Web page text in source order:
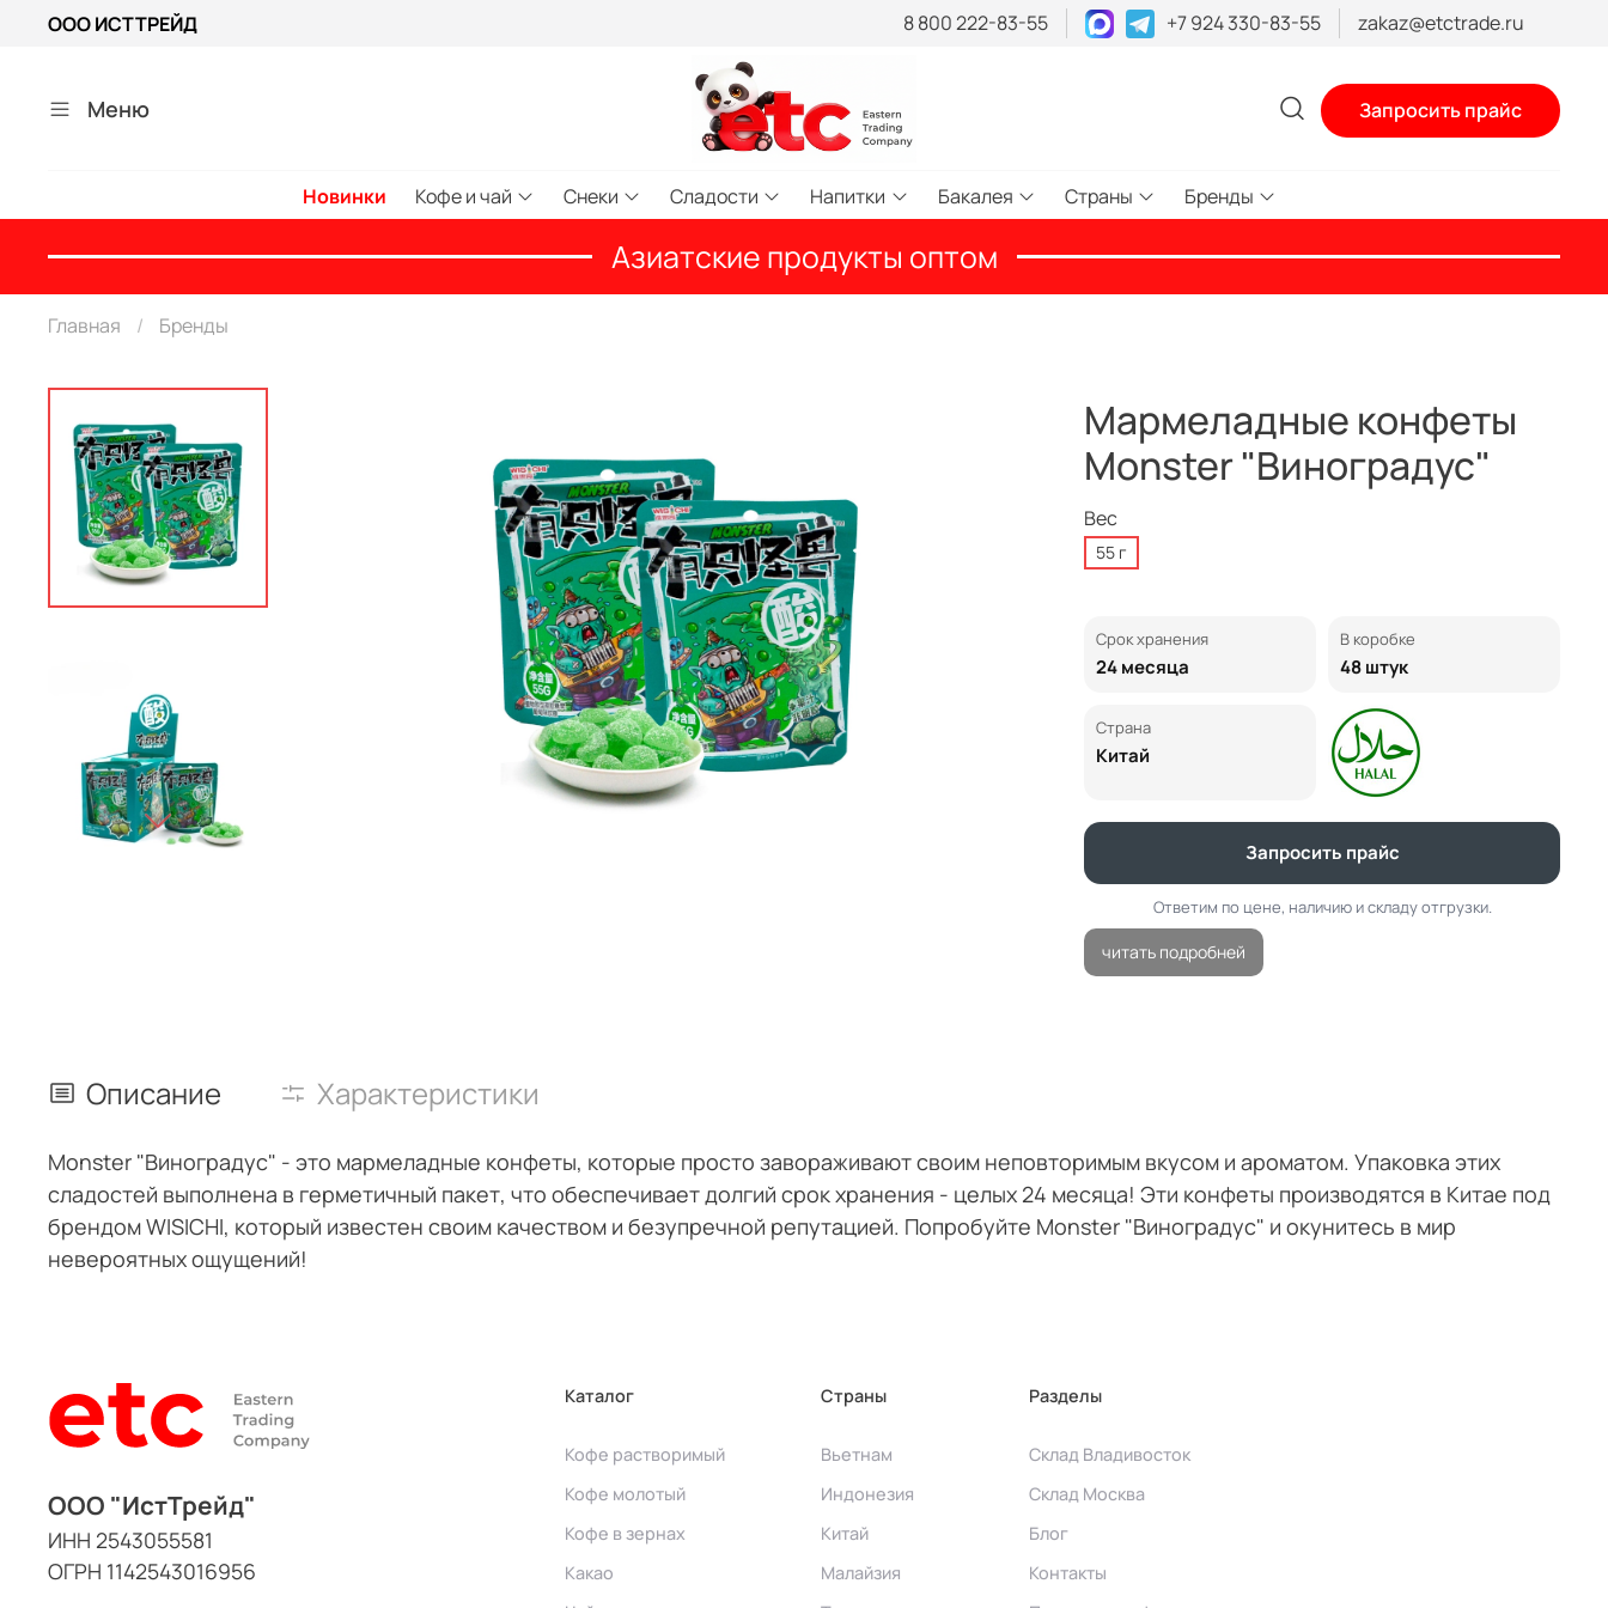
ООО ИСТТРЕЙД 8 800 222-83-55 +7 924 330-83-55 zakaz@etctrade.ru
Меню Запросить прайс
Новинки Кофе и чай Снеки Сладости Напитки Бакалея Страны Бренды
Азиатские продукты оптом
Главная Бренды
Мармеладные конфеты
Monster "Виноградус"
Вес
55 г
Срок хранения
24 месяца
В коробке
48 штук
Страна
Китай
Запросить прайс
Ответим по цене, наличию и складу отгрузки.
читать подробней
Описание Характеристики
Monster "Виноградус" - это мармеладные конфеты, которые просто завораживают своим неповторимым вкусом и ароматом. Упаковка этих
сладостей выполнена в герметичный пакет, что обеспечивает долгий срок хранения - целых 24 месяца! Эти конфеты производятся в Китае под
брендом WISICHI, который известен своим качеством и безупречной репутацией. Попробуйте Monster "Виноградус" и окунитесь в мир
невероятных ощущений!
Каталог
Кофе растворимый
Кофе молотый
Кофе в зернах
Какао
Страны
Вьетнам
Индонезия
Китай
Малайзия
Разделы
Склад Владивосток
Склад Москва
Блог
Контакты
ООО "ИстТрейд"
ИНН 2543055581
ОГРН 1142543016956